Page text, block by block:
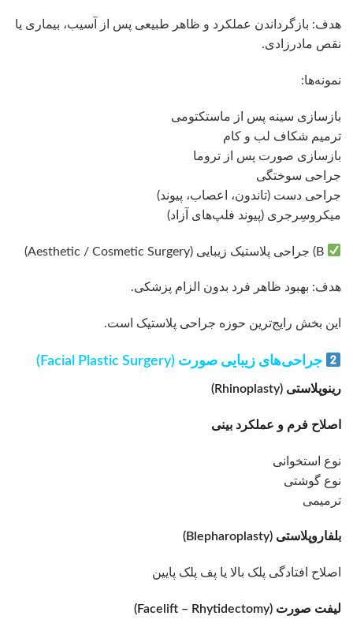
هدف: بازگرداندن عملکرد و ظاهر طبیعی پس از آسیب، بیماری یا
نقص مادرزادی.
نمونه‌ها:
بازسازی سینه پس از ماستکتومی
ترمیم شکاف لب و کام
بازسازی صورت پس از تروما
جراحی سوختگی
جراحی دست (تاندون، اعصاب، پیوند)
میکروسِرجری (پیوند فلپ‌های آزاد)
B) جراحی پلاستیک زیبایی (Aesthetic / Cosmetic Surgery)
هدف: بهبود ظاهر فرد بدون الزام پزشکی.
این بخش رایج‌ترین حوزه جراحی پلاستیک است.
جراحی‌های زیبایی صورت (Facial Plastic Surgery)
رینوپلاستی (Rhinoplasty)
اصلاح فرم و عملکرد بینی
نوع استخوانی
نوع گوشتی
ترمیمی
بلفاروپلاستی (Blepharoplasty)
اصلاح افتادگی پلک بالا یا پف پلک پایین
لیفت صورت (Facelift – Rhytidectomy)